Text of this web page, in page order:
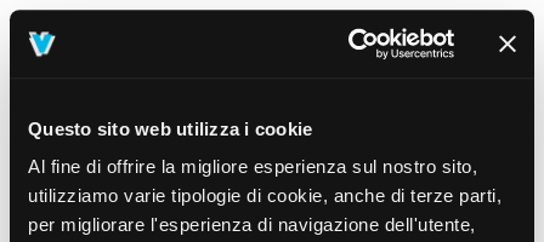
Questo sito web utilizza i cookie
Al fine di offrire la migliore esperienza sul nostro sito,
utilizziamo varie tipologie di cookie, anche di terze parti,
per migliorare l'esperienza di navigazione dell'utente,